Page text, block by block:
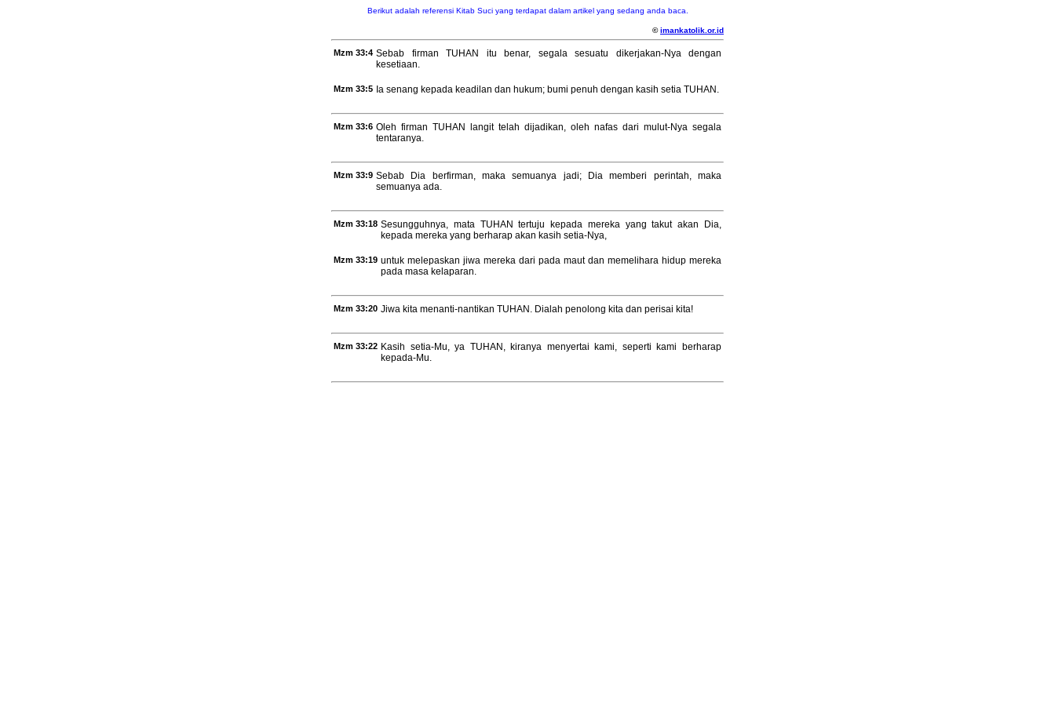
Berikut adalah referensi Kitab Suci yang terdapat dalam artikel yang sedang anda baca.
©imankatolik.or.id
Mzm 33:4 Sebab firman TUHAN itu benar, segala sesuatu dikerjakan-Nya dengan
kesetiaan.
Mzm 33:5 Ia senang kepada keadilan dan hukum; bumi penuh dengan kasih setia TUHAN.
Mzm 33:6 Oleh firman TUHAN langit telah dijadikan, oleh nafas dari mulut-Nya segala
tentaranya.
Mzm 33:9 Sebab Dia berfirman, maka semuanya jadi; Dia memberi perintah, maka
semuanya ada.
Mzm 33:18 Sesungguhnya, mata TUHAN tertuju kepada mereka yang takut akan Dia,
kepada mereka yang berharap akan kasih setia-Nya,
Mzm 33:19 untuk melepaskan jiwa mereka dari pada maut dan memelihara hidup mereka
pada masa kelaparan.
Mzm 33:20 Jiwa kita menanti-nantikan TUHAN. Dialah penolong kita dan perisai kita!
Mzm 33:22 Kasih setia-Mu, ya TUHAN, kiranya menyertai kami, seperti kami berharap
kepada-Mu.